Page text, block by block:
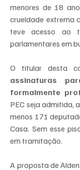
menores de 18
crueldade extrema
teve acesso ao
parlamentares em
O titular desta
assinaturas
formalmente
PEC seja admitida,
menos 171
Casa. Sem esse
em tramitação.
A proposta de